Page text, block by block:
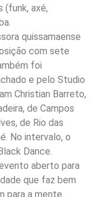
(funk, axé,
quissamaense
com sete
foi
e pelo Studio
Christian Barreto,
de Campos
de Rio das
No intervalo, o
Dance.
aberto para
que faz bem
para a mente.